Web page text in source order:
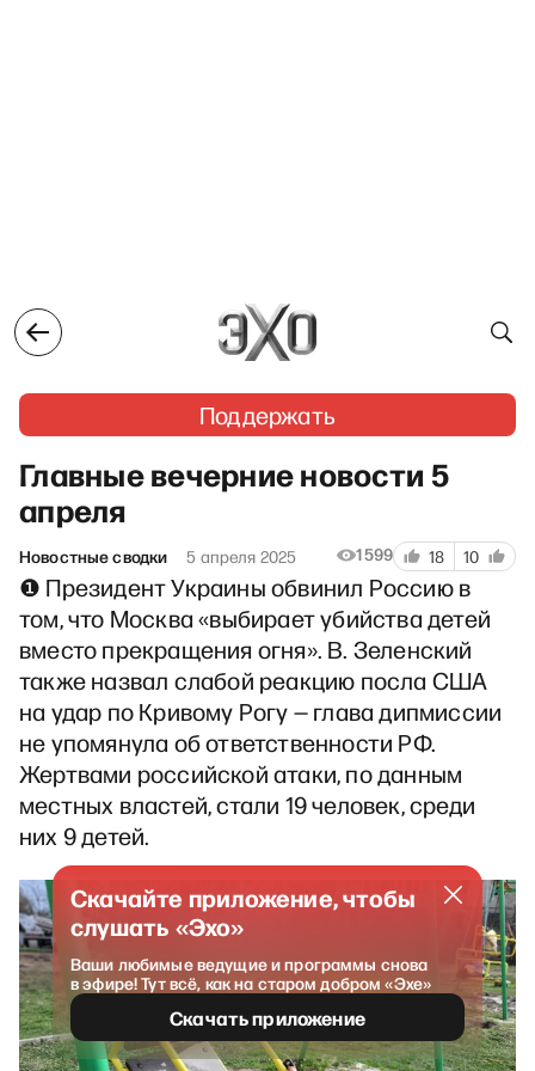
Поддержать
Главные вечерние новости 5
апреля
Новостные сводки 5 апреля 2025 1599 18 10
❶ Президент Украины обвинил Россию в
том, что Москва «выбирает убийства детей
вместо прекращения огня». В. Зеленский
также назвал слабой реакцию посла США
на удар по Кривому Рогу — глава дипмиссии
не упомянула об ответственности РФ.
Жертвами российской атаки, по данным
местных властей, стали 19 человек, среди
них 9 детей.
Скачайте приложение, чтобы
слушать «Эхо»
Ваши любимые ведущие и программы снова
в эфире! Тут всё, как на старом добром «Эхе»
Скачать приложение